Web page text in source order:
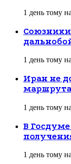
1 день тому
1 день тому
Иран не
маршрута
1 день тому
В
1 день тому